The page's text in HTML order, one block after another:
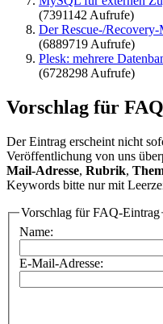
(7391142 Aufrufe)
Der Rescue-/Recovery-
(6889719 Aufrufe)
Plesk: mehrere
(6728298 Aufrufe)
Vorschlag für
Der Eintrag erscheint nicht
Veröffentlichung von uns
Mail-Adresse, Rubrik,
Keywords bitte nur mit
Vorschlag für FAQ-Eintrag
Name:
E-Mail-Adresse: